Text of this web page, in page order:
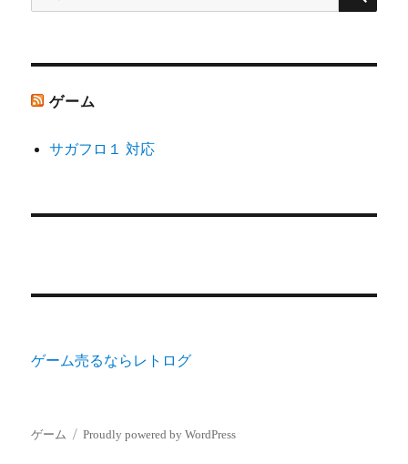
索:
ゲーム
サガフロ１ 対応
ゲーム売るならレトログ
ゲーム Proudly powered by WordPress